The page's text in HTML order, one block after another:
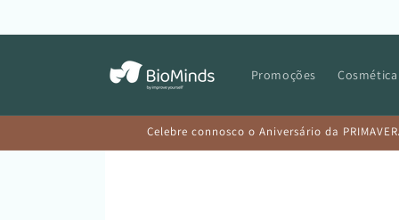
conteúdo
Promoções Cosmética
Celebre connosco o Aniversário da